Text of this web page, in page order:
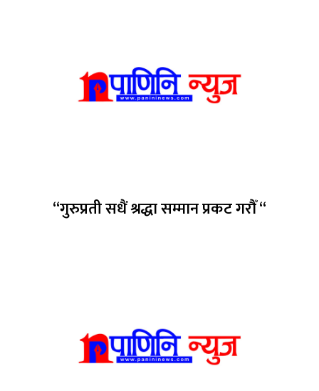
“गुरुप्रती सधैं श्रद्धा सम्मान प्रकट गरौँ “